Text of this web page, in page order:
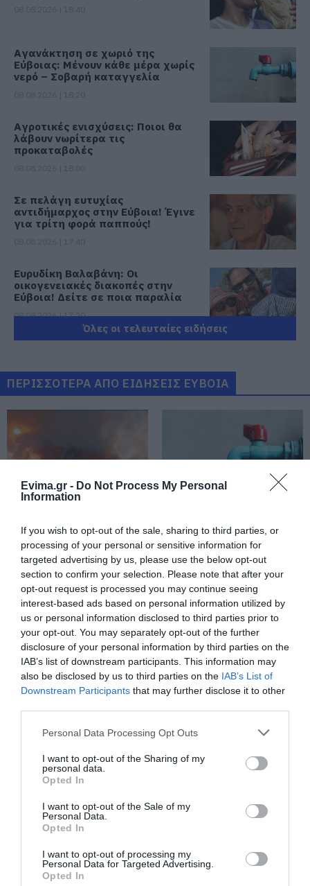
Evima.gr - Do Not Process My Personal
Information
If you wish to opt-out of the sale, sharing to third parties, or
processing of your personal or sensitive information for
targeted advertising by us, please use the below opt-out
section to confirm your selection. Please note that after your
opt-out request is processed you may continue seeing
interest-based ads based on personal information utilized by
us or personal information disclosed to third parties prior to
your opt-out. You may separately opt-out of the further
disclosure of your personal information by third parties on the
IAB’s list of downstream participants. This information may
also be disclosed by us to third parties on the IAB’s List of
Downstream Participants that may further disclose it to other
Please note that this website/app uses one or more Google
not limited to your visit or usage behaviour. You may click to
grant or deny consent to Google and its third-party tags to
use your data for below specified purposes in below Google
consent section.
Personal Data Processing Opt Outs
I want to opt-out of the Sharing of my
personal data.
Opted In
I want to opt-out of the Sale of my
Personal Data.
Opted In
I want to opt-out of processing my
Personal Data for Targeted Advertising.
Opted In
Αγανάκτηση σε χωριό της
Εύβοιας: Μένουν κάθε μέρα χωρίς
νερό – Σοβαρή καταγγελία
Αγροτικές ενισχύσεις: Ποιοι θα
λάβουν νωρίτερα τις
προκαταβολές
Σε πελάγη ευτυχίας
αντιδήμαρχος στην Εύβοια! Έγινε
για τρίτη φορά παππούς!
Ευρυδίκη Βαλαβάνη: Οι
οικογενειακές διακοπές στην
Εύβοια! Δείτε σε ποια παραλία
08.08.2026 | 17:20
Αυξημένη ετοιμότητα παντού
08.08.2026 | 17:00
κράνος!
08.08.2026 | 16:40
Θρήνος σε όλη την Εύβοια για τον
08.08.2026 | 16:20
Πάτρα: Θρήνος για μωράκι μόλις 8
ημερών – Νοσηλευόταν στη ΜΕΘ
Νεογνών
08.08.2026 | 16:00
Αρχίζουν τα έργα για το νέο
κλειστό γυμναστήριο στην Εύβοια
08.08.2026 | 15:40
Φωτιά στη Βοιωτία: Έκτακτα
μέτρα στήριξης για την εστίαση
ζητά η ΠΣτΕ
08.08.2026 | 15:20
Μεγάλη προσοχή στην Εύβοια:
Σπείρα ανοίγει επιχειρήσεις
08.08.2026 | 15:00
Όμιλος ΔΕΗ: Νέα συμφωνία για
χαρτοφυλάκιο έργων ΑΠΕ
Όλες οι τελευταίες ειδήσεις
ΠΕΡΙΣΣΟΤΕΡΑ ΑΠΟ ΕΙΔΗΣΕΙΣ ΕΥΒΟΙΑ
Κάνεις δεν ξεχνά τι
έζησε η Εύβοια πριν
πέντε χρόνια
Αγανάκτηση σε χωριό
της Εύβοιας: Μένουν
κάθε μέρα χωρίς νερό –
Σοβαρή καταγγελία
Σε πελάγη ευτυχίας
αντιδήμαρχος στην
φορά παππούς!
Ευρυδίκη Βαλαβάνη: Οι
οικογενειακές
Δείτε σε ποια παραλία
«Κόκκινος»
συναγερμός στην
Θρήνος σε όλη την